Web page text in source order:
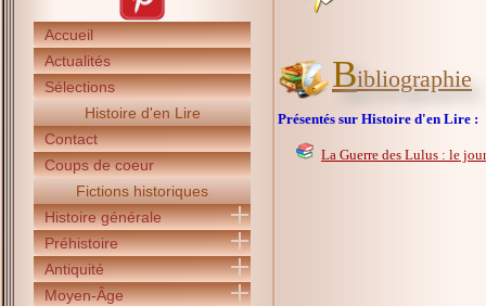
Accueil
Actualités
Sélections
Histoire d'en Lire
Contact
Coups de coeur
Fictions historiques
Histoire générale
Préhistoire
Antiquité
Moyen-Âge
Bibliographie
Présentés sur Histoire d'en Lire :
La Guerre des Lulus : le